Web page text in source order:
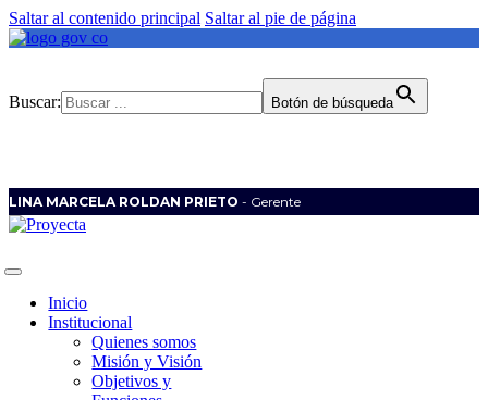
Saltar al contenido principal Saltar al pie de página
Buscar: Botón de búsqueda
LINA MARCELA ROLDAN PRIETO - Gerente
Inicio
Institucional
Quienes somos
Misión y Visión
Objetivos y